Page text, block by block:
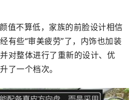
不算低，家族的前脸设计相信
有些“审美疲劳”了，内饰也加装
对整体进行了重新的设计、优
了一个档次。